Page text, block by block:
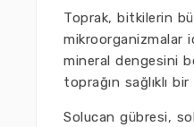
Toprak, bitkilerin
mikroorganizmalar
mineral dengesini
toprağın sağlıklı
Solucan gübresi,